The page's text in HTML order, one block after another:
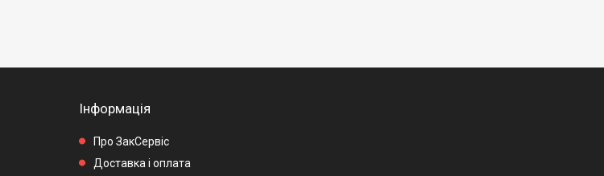
Інформація
Про ЗакСервіс
Доставка і оплата